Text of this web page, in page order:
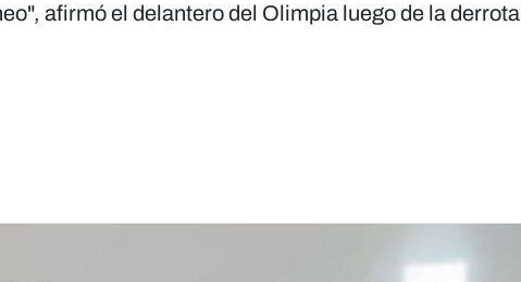
afirmó el delantero del Olimpia luego de la derrota